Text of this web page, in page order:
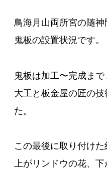
鳥海月山両所宮の随神
鬼板の設置状況です。
鬼板は加工〜完成まで
大工と板金屋の匠の技
た。
この最後に取り付けた
上がリンドウの花、